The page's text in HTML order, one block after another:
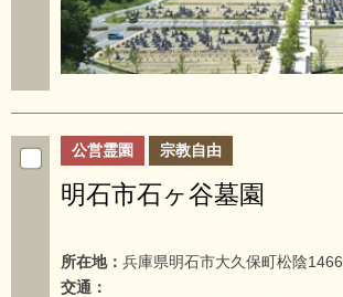
公営霊園 宗教自由
明石市石ヶ谷墓園
所在地： 兵庫県明石市大久保町松陰1466
交通：